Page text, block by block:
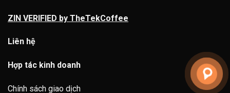
ZIN VERIFIED by TheTekCoffee
Liên hệ
Hợp tác kinh doanh
Chính sách giao dịch